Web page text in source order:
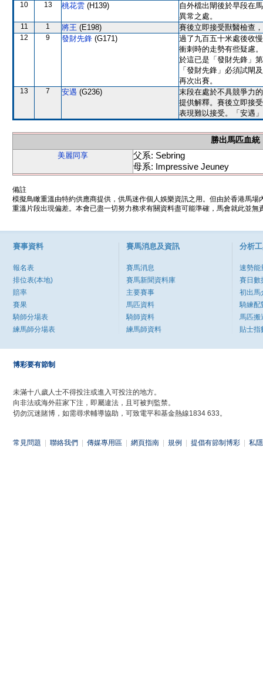
10 13 桃花雲 (H139)
自外檔出閘後於早段在
異常之處。
11 1 將王 (E198) 賽後立即接受獸醫檢查
12 9 發財先鋒 (G171)
過了九百五十米處後收
衝刺時的走勢有些疑慮
於這已是「發財先鋒」
「發財先鋒」必須試閘
再次出賽。
13 7 安遇 (G236)
末段在處於不具競爭力
提供解釋。賽後立即接
表現難以接受。「安遇
勝出馬匹血統
美麗同享
父系: Sebring
母系: Impressive Jeuney
備註
模擬鳥瞰重溫由特約供應商提供，供馬迷作個人娛樂資訊之用。但由於香港馬
重溫片段出現偏差。本會已盡一切努力務求有關資料盡可能準確，馬會就此並
賽事資料
報名表
排位表(本地)
賠率
賽果
騎師分場表
練馬師分場表
賽馬消息及資訊
賽馬消息
賽馬新聞資料庫
主要賽事
馬匹資料
騎師資料
練馬師資料
分析
速勢能
賽日數
初出馬
騎練配
馬匹搬
貼士指
博彩要有節制
未滿十八歲人士不得投注或進入可投注的地方。
向非法或海外莊家下注，即屬違法，且可被判監禁。
切勿沉迷賭博，如需尋求輔導協助，可致電平和基金熱線1834 633。
常見問題 聯絡我們 傳媒專用區 網頁指南 規例 提倡有節制博彩 私